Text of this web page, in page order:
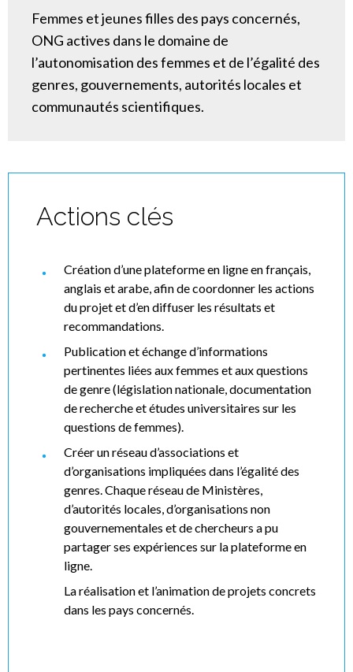
Femmes et jeunes filles des pays concernés,
ONG actives dans le domaine de
l’autonomisation des femmes et de l’égalité des
genres, gouvernements, autorités locales et
communautés scientifiques.
Actions clés
Création d’une plateforme en ligne en français,
anglais et arabe, afin de coordonner les actions
du projet et d’en diffuser les résultats et
recommandations.
Publication et échange d’informations
pertinentes liées aux femmes et aux questions
de genre (législation nationale, documentation
de recherche et études universitaires sur les
questions de femmes).
Créer un réseau d’associations et
d’organisations impliquées dans l’égalité des
genres. Chaque réseau de Ministères,
d’autorités locales, d’organisations non
gouvernementales et de chercheurs a pu
partager ses expériences sur la plateforme en
ligne.
La réalisation et l’animation de projets concrets
dans les pays concernés.